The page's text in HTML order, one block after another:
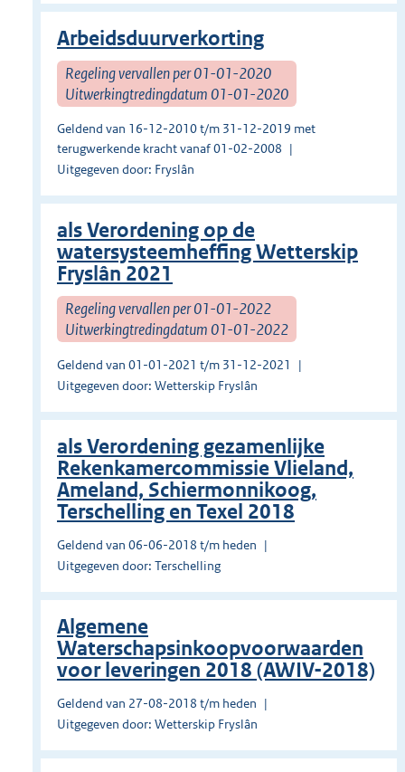
Arbeidsduurverkorting
Regeling vervallen per 01-01-2020
Uitwerkingtredingdatum 01-01-2020
Geldend van 16-12-2010 t/m 31-12-2019 met
terugwerkende kracht vanaf 01-02-2008
Uitgegeven door: Fryslân
als Verordening op de
watersysteemheffing Wetterskip
Fryslân 2021
Regeling vervallen per 01-01-2022
Uitwerkingtredingdatum 01-01-2022
Geldend van 01-01-2021 t/m 31-12-2021
Uitgegeven door: Wetterskip Fryslân
als Verordening gezamenlijke
Rekenkamercommissie Vlieland,
Ameland, Schiermonnikoog,
Terschelling en Texel 2018
Geldend van 06-06-2018 t/m heden
Uitgegeven door: Terschelling
Algemene
Waterschapsinkoopvoorwaarden
voor leveringen 2018 (AWIV-2018)
Geldend van 27-08-2018 t/m heden
Uitgegeven door: Wetterskip Fryslân